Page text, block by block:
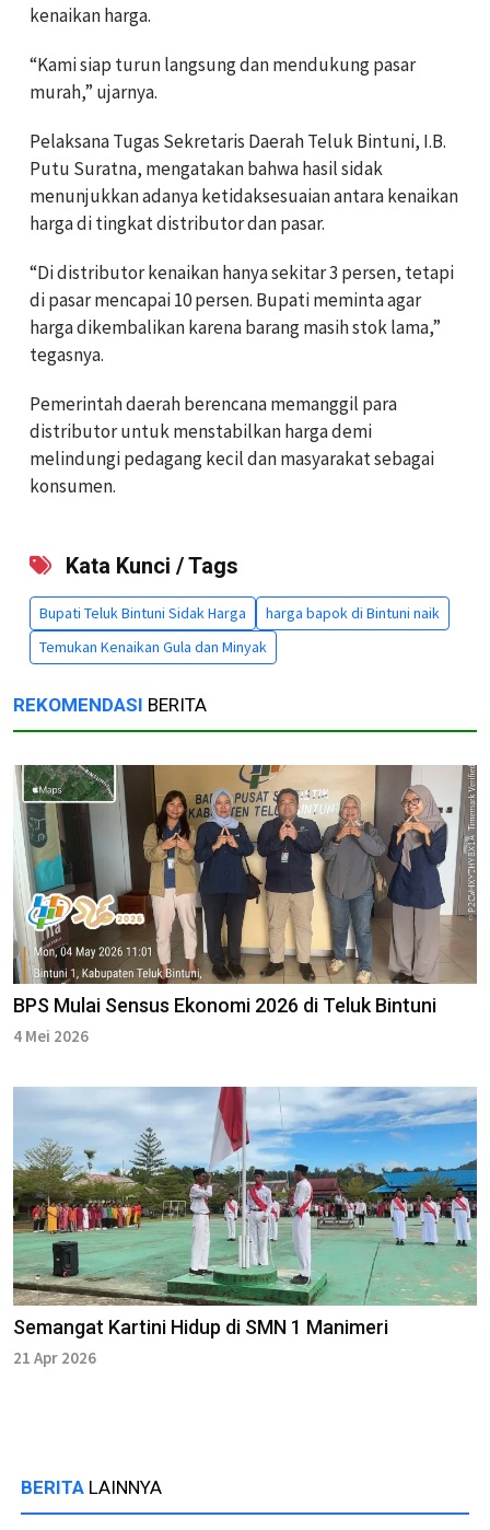
kenaikan harga.
“Kami siap turun langsung dan mendukung pasar
murah,” ujarnya.
Pelaksana Tugas Sekretaris Daerah Teluk Bintuni, I.B.
Putu Suratna, mengatakan bahwa hasil sidak
menunjukkan adanya ketidaksesuaian antara kenaikan
harga di tingkat distributor dan pasar.
“Di distributor kenaikan hanya sekitar 3 persen, tetapi
di pasar mencapai 10 persen. Bupati meminta agar
harga dikembalikan karena barang masih stok lama,”
tegasnya.
Pemerintah daerah berencana memanggil para
distributor untuk menstabilkan harga demi
melindungi pedagang kecil dan masyarakat sebagai
konsumen.
Kata Kunci / Tags
Bupati Teluk Bintuni Sidak Harga
harga bapok di Bintuni naik
Temukan Kenaikan Gula dan Minyak
REKOMENDASI BERITA
BPS Mulai Sensus Ekonomi 2026 di Teluk Bintuni
4 Mei 2026
Semangat Kartini Hidup di SMN 1 Manimeri
21 Apr 2026
BERITA LAINNYA